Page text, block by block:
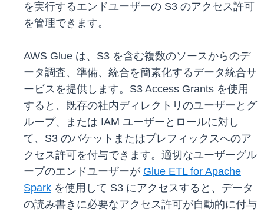
を実行するエンドユーザーの S3 のアクセス許可
を管理できます。
AWS Glue は、S3 を含む複数のソースからのデ
ータ調査、準備、統合を簡素化するデータ統合サ
ービスを提供します。S3 Access Grants を使用
すると、既存の社内ディレクトリのユーザーとグ
ループ、または IAM ユーザーとロールに対し
て、S3 のバケットまたはプレフィックスへのア
クセス許可を付与できます。適切なユーザーグル
ープのエンドユーザーが Glue ETL for Apache
Spark を使用して S3 にアクセスすると、データ
の読み書きに必要なアクセス許可が自動的に付与